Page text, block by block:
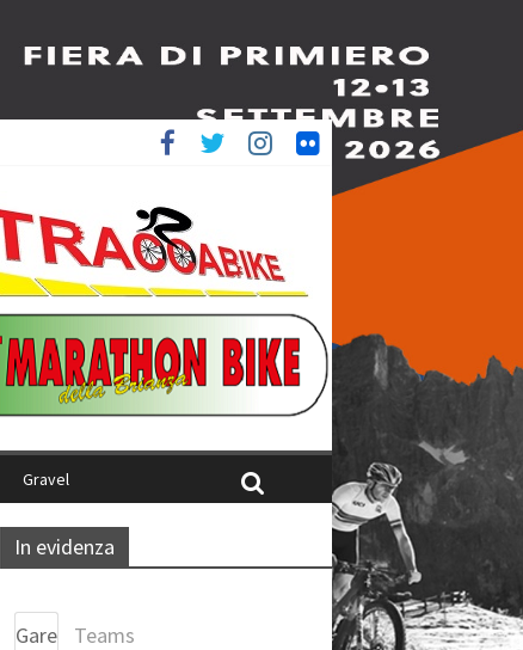
Gravel
In evidenza
Gare Teams